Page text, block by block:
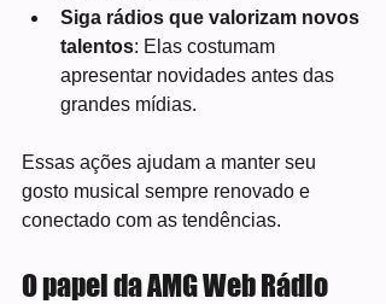
Siga rádios que valorizam novos
talentos: Elas costumam
apresentar novidades antes das
grandes mídias.
Essas ações ajudam a manter seu
gosto musical sempre renovado e
conectado com as tendências.
O papel da AMG Web Rádio